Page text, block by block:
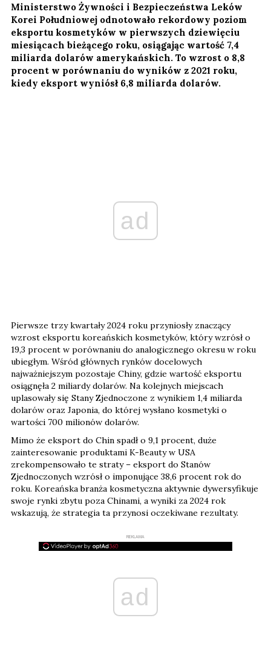
Ministerstwo Żywności i Bezpieczeństwa Leków
Korei Południowej odnotowało rekordowy poziom
eksportu kosmetyków w pierwszych dziewięciu
miesiącach bieżącego roku, osiągając wartość 7,4
miliarda dolarów amerykańskich. To wzrost o 8,8
procent w porównaniu do wyników z 2021 roku,
kiedy eksport wyniósł 6,8 miliarda dolarów.
ad
Pierwsze trzy kwartały 2024 roku przyniosły znaczący
wzrost eksportu koreańskich kosmetyków, który wzrósł o
19,3 procent w porównaniu do analogicznego okresu w roku
ubiegłym. Wśród głównych rynków docelowych
najważniejszym pozostaje Chiny, gdzie wartość eksportu
osiągnęła 2 miliardy dolarów. Na kolejnych miejscach
uplasowały się Stany Zjednoczone z wynikiem 1,4 miliarda
dolarów oraz Japonia, do której wysłano kosmetyki o
wartości 700 milionów dolarów.
Mimo że eksport do Chin spadł o 9,1 procent, duże
zainteresowanie produktami K-Beauty w USA
zrekompensowało te straty – eksport do Stanów
Zjednoczonych wzrósł o imponujące 38,6 procent rok do
roku. Koreańska branża kosmetyczna aktywnie dywersyfikuje
swoje rynki zbytu poza Chinami, a wyniki za 2024 rok
wskazują, że strategia ta przynosi oczekiwane rezultaty.
REKLAMA
ad